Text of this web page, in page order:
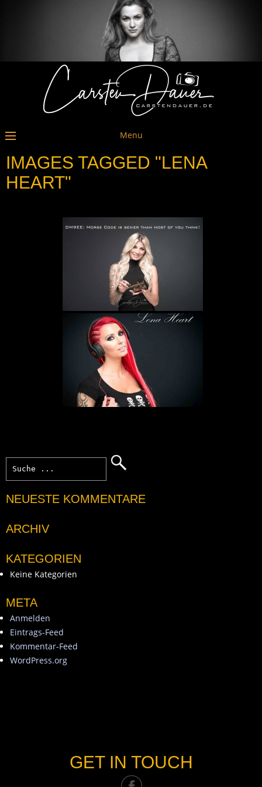
Menu
IMAGES TAGGED "LENA
HEART"
NEUESTE KOMMENTARE
ARCHIV
KATEGORIEN
Keine Kategorien
META
Anmelden
Eintrags-Feed
Kommentar-Feed
WordPress.org
GET IN TOUCH